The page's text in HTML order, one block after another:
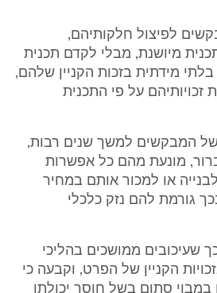
לפיצול חלקותיהם,
מיושנת, מבלי לקדם תכנית
מידתית בזכות הקניין שלהם,
על פי התכנית
של המבקשים למשך שנים רבות,
מונעת מהם כל אפשרות
או למכור אותם במחיר
גורמת להם נזק כלכלי
שעיכובים ממושכים בהליכי
הקניין של הפרט, וקבעה כי
במבוי סתום בשל חוסר יכולתן